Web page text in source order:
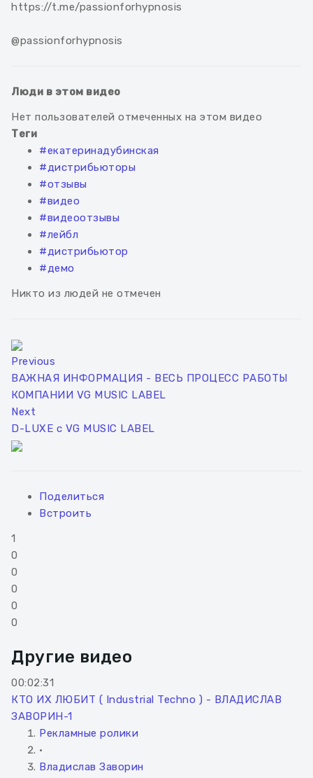
https://t.me/passionforhypnosis
@passionforhypnosis
Люди в этом видео
Нет пользователей отмеченных на этом видео
Теги
#екатеринадубинская
#дистрибьюторы
#отзывы
#видео
#видеоотзывы
#лейбл
#дистрибьютор
#демо
Никто из людей не отмечен
Previous
ВАЖНАЯ ИНФОРМАЦИЯ - ВЕСЬ ПРОЦЕСС РАБОТЫ
КОМПАНИИ VG MUSIC LABEL
Next
D-LUXE c VG MUSIC LABEL
Поделиться
Встроить
1
0
0
0
0
0
Другие видео
00:02:31
КТО ИХ ЛЮБИТ ( Industrial Techno ) - ВЛАДИСЛАВ
ЗАВОРИН-1
Рекламные ролики
•
Владислав Заворин